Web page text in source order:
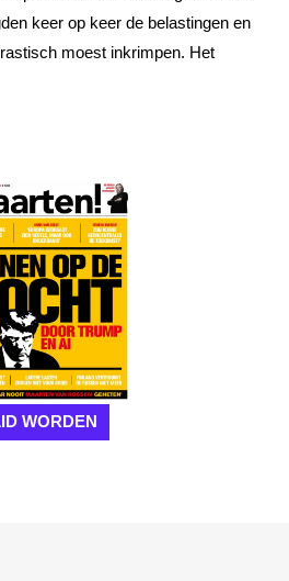
keer op keer de belastingen en
moest inkrimpen. Het
WORDEN